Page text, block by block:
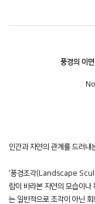
풍경의 이면
인간과 자연의 관계를 드러내
‘풍경조각(Landscape
람이 바라본 자연의 모습이나
는 일반적으로 조각이 아닌